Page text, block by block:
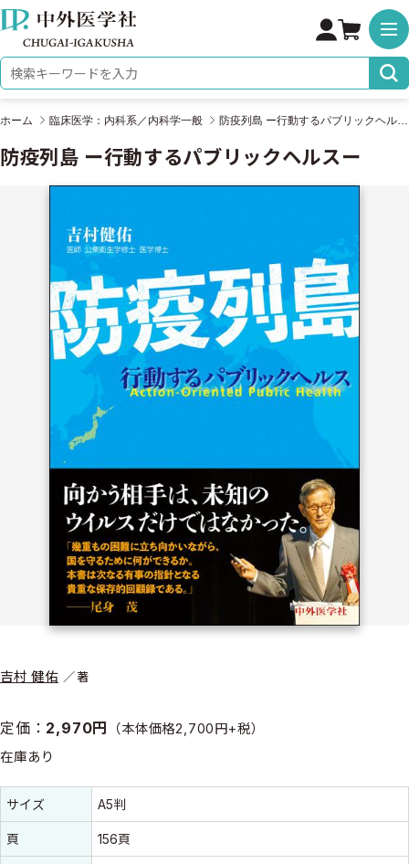
株式会社 中外医学社
検索キーワード
ホーム 臨床医学：内科系／内科学一般 防疫列島 ー行動するパブリックヘルスー
防疫列島 ー行動するパブリックヘルスー
吉村 健佑 著
定価： 2,970円 （本体価格2,700円+税）
在庫あり
書誌情報
書誌情報
サイズ A5判
頁 156頁